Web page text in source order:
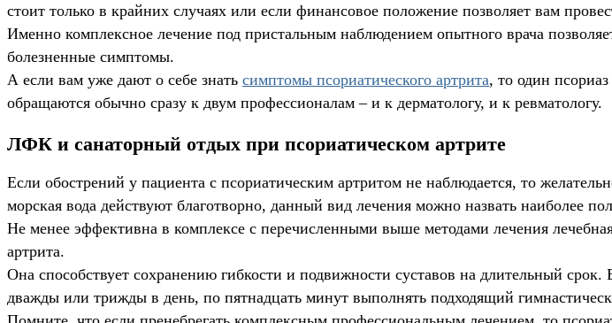
стоит только в крайних случаях или если финансовое положение позволяет вам
Именно комплексное лечение под пристальным наблюдением опытного врача
болезненные симптомы.
А если вам уже дают о себе знать симптомы псориатического артрита, то один
обращаются обычно сразу к двум профессионалам – и к дерматологу, и к ревматологу.
ЛФК и санаторный отдых при псориатическом артрите
Если обострений у пациента с псориатическим артритом не наблюдается, то
морская вода действуют благотворно, данный вид лечения можно назвать наиболее
Не менее эффективна в комплексе с перечисленными выше методами лечения
артрита.
Она способствует сохранению гибкости и подвижности суставов на длительный
дважды или трижды в день, по пятнадцать минут выполнять подходящий